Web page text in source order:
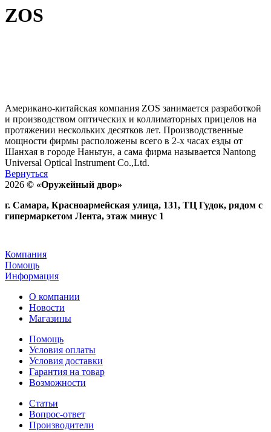
ZOS
Американо-китайская компания ZOS занимается разработкой
и производством оптических и коллиматорных прицелов на
протяжении нескольких десятков лет. Производственные
мощности фирмы расположены всего в 2-х часах езды от
Шанхая в городе Наньтун, а сама фирма называется Nantong
Universal Optical Instrument Co.,Ltd.
Вернуться
2026 © «Оружейный двор»
г. Самара, Красноармейская улица, 131, ТЦ Гудок, рядом с
гипермаркетом Лента, этаж минус 1
Компания
Помощь
Информация
О компании
Новости
Магазины
Помощь
Условия оплаты
Условия доставки
Гарантия на товар
Возможности
Статьи
Вопрос-ответ
Производители